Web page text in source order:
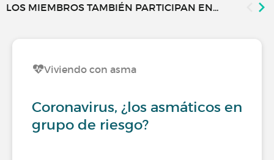
LOS MIEMBROS TAMBIÉN PARTICIPAN EN...
Viviendo con asma
Coronavirus, ¿los asmáticos en
grupo de riesgo?